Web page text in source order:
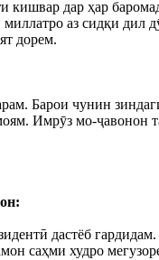
кишвар дар ҳар
аз сидқи дил
дорем.
Барои чунин
Имрӯз мо-ҷавонон
дастёб
саҳми худро